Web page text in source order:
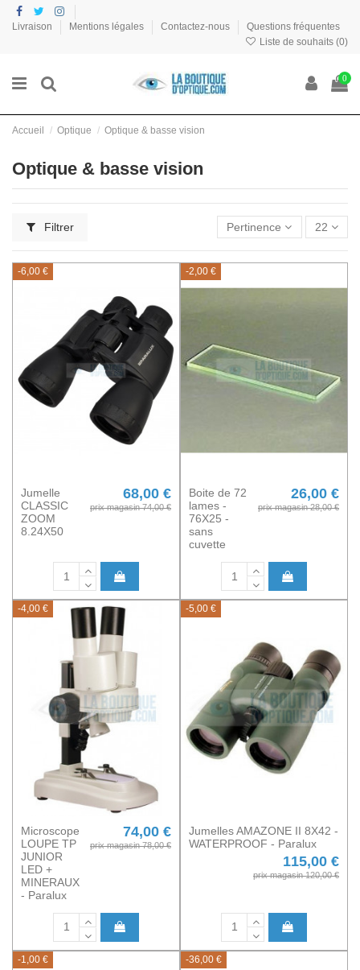
Livraison Mentions légales Contactez-nous
Questions fréquentes
Liste de souhaits (0)
0
Accueil Optique Optique & basse vision
Optique & basse vision
Filtrer Pertinence 22
-6,00 €
Jumelle
CLASSIC
ZOOM
8.24X50
68,00 €
prix magasin 74,00 €
-2,00 €
Boite de 72
lames -
76X25 -
sans
cuvette
26,00 €
prix magasin 28,00 €
-4,00 €
Microscope
LOUPE TP
JUNIOR
LED +
MINERAUX
- Paralux
74,00 €
prix magasin 78,00 €
-5,00 €
Jumelles AMAZONE II 8X42 -
WATERPROOF - Paralux
115,00 €
prix magasin 120,00 €
-1,00 € -36,00 €